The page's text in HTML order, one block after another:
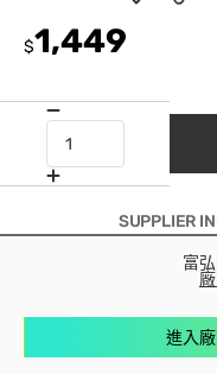
$1,449
SUPPLIER
富
進入